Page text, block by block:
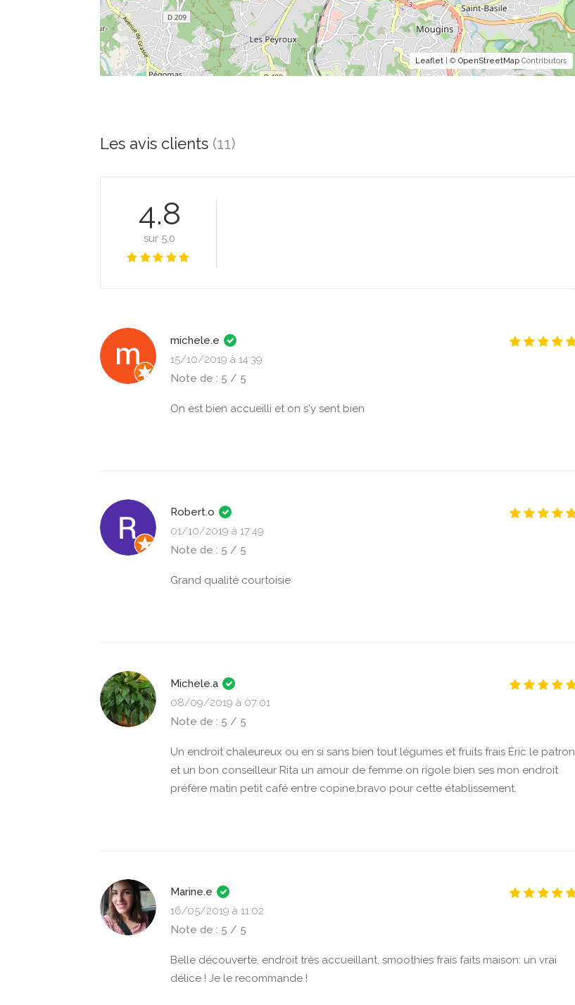
Leaflet| © OpenStreetMapContributors
Les avis clients (11)
4.8
sur 5.0
michele.e
15/10/2019 à 14:39
Note de : 5 / 5
On est bien accueilli et on s'y sent bien
Robert.o
01/10/2019 à 17:49
Note de : 5 / 5
Grand qualité courtoisie
Michele.a
08/09/2019 à 07:01
Note de : 5 / 5
Un endroit chaleureux ou en si sans bien tout légumes et fruits frais Éric le patron
et un bon conseilleur Rita un amour de femme on rigole bien ses mon endroit
préfère matin petit café entre copine.bravo pour cette établissement.
Marine.e
16/05/2019 à 11:02
Note de : 5 / 5
Belle découverte, endroit très accueillant, smoothies frais faits maison: un vrai
délice ! Je le recommande !